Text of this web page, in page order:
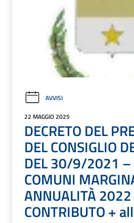
AVVISI
22 MAGGIO 2025
DECRETO DEL
DEL CONSIGLIO
DEL 30/9/2021 –
COMUNI
ANNUALITÀ
CONTRIBUTO +